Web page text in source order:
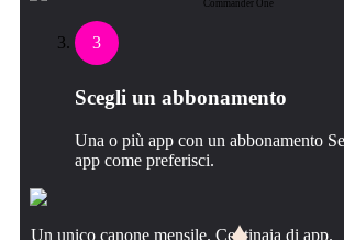
Commander One
3
Scegli un abbonamento
Una o più app con un abbonamento
app come preferisci.
Un unico canone mensile. Centinaia di app.